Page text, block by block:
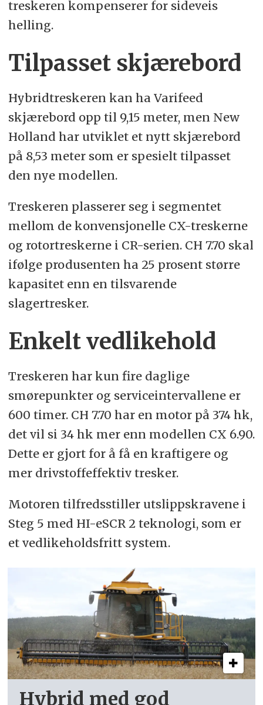
treskeren kompenserer for sideveis
helling.
Tilpasset skjærebord
Hybridtreskeren kan ha Varifeed
skjærebord opp til 9,15 meter, men New
Holland har utviklet et nytt skjærebord
på 8,53 meter som er spesielt tilpasset
den nye modellen.
Treskeren plasserer seg i segmentet
mellom de konvensjonelle CX-treskerne
og rotortreskerne i CR-serien. CH 7.70 skal
ifølge produsenten ha 25 prosent større
kapasitet enn en tilsvarende
slagertresker.
Enkelt vedlikehold
Treskeren har kun fire daglige
smørepunkter og serviceintervallene er
600 timer. CH 7.70 har en motor på 374 hk,
det vil si 34 hk mer enn modellen CX 6.90.
Dette er gjort for å få en kraftigere og
mer drivstoffeffektiv tresker.
Motoren tilfredsstiller utslippskravene i
Steg 5 med HI-eSCR 2 teknologi, som er
et vedlikeholdsfritt system.
Hybrid med god